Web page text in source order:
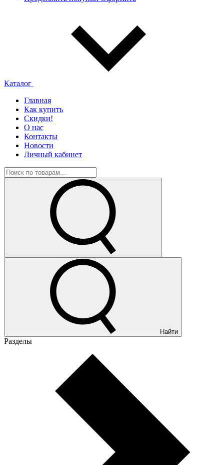
Каталог
Главная
Как купить
Скидки!
О нас
Контакты
Новости
Личный кабинет
Найти
Разделы